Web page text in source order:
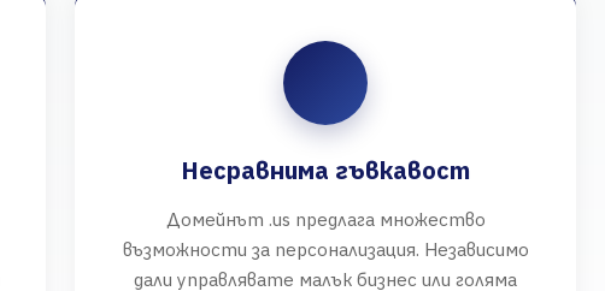
Несравнима гъвкавост
Домейнът .us предлага множество
възможности за персонализация. Независимо
дали управлявате малък бизнес или голяма